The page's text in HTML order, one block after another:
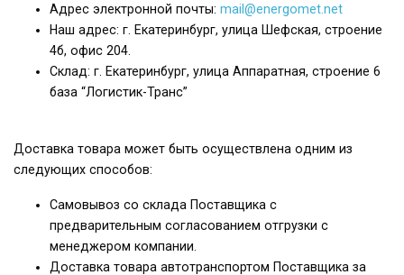
Адрес электронной почты: mail@energomet.net
Наш адрес: г. Екатеринбург, улица Шефская, строение
4б, офис 204.
Склад: г. Екатеринбург, улица Аппаратная, строение 6
база “Логистик-Транс”
Доставка товара может быть осуществлена одним из
следующих способов:
Самовывоз со склада Поставщика с
предварительным согласованием отгрузки с
менеджером компании.
Доставка товара автотранспортом Поставщика за